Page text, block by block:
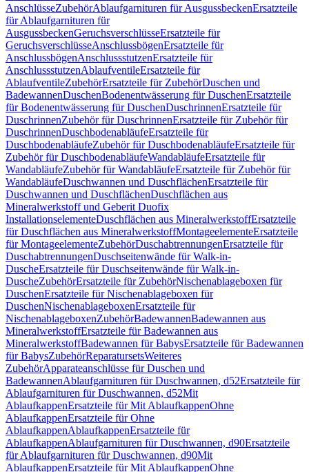
AnschlüsseZubehörAblaufgarnituren für AusgussbeckenErsatzteile
für Ablaufgarnituren für
AusgussbeckenGeruchsverschlüsseErsatzteile für
GeruchsverschlüsseAnschlussbögenErsatzteile für
AnschlussbögenAnschlussstutzenErsatzteile für
AnschlussstutzenAblaufventileErsatzteile für
AblaufventileZubehörErsatzteile für ZubehörDuschen und
BadewannenDuschenBodenentwässerung für DuschenErsatzteile
für Bodenentwässerung für DuschenDuschrinnenErsatzteile für
DuschrinnenZubehör für DuschrinnenErsatzteile für Zubehör für
DuschrinnenDuschbodenabläufeErsatzteile für
DuschbodenabläufeZubehör für DuschbodenabläufeErsatzteile für
Zubehör für DuschbodenabläufeWandabläufeErsatzteile für
WandabläufeZubehör für WandabläufeErsatzteile für Zubehör für
WandabläufeDuschwannen und DuschflächenErsatzteile für
Duschwannen und DuschflächenDuschflächen aus
Mineralwerkstoff und Geberit Duofix
InstallationselementeDuschflächen aus MineralwerkstoffErsatzteile
für Duschflächen aus MineralwerkstoffMontageelementeErsatzteile
für MontageelementeZubehörDuschabtrennungenErsatzteile für
DuschabtrennungenDuschseitenwände für Walk-in-
DuscheErsatzteile für Duschseitenwände für Walk-in-
DuscheZubehörErsatzteile für ZubehörNischenablageboxen für
DuschenErsatzteile für Nischenablageboxen für
DuschenNischenablageboxenErsatzteile für
NischenablageboxenZubehörBadewannenBadewannen aus
MineralwerkstoffErsatzteile für Badewannen aus
MineralwerkstoffBadewannen für BabysErsatzteile für Badewannen
für BabysZubehörReparatursetsWeiteres
ZubehörApparateanschlüsse für Duschen und
BadewannenAblaufgarnituren für Duschwannen, d52Ersatzteile für
Ablaufgarnituren für Duschwannen, d52Mit
AblaufkappenErsatzteile für Mit AblaufkappenOhne
AblaufkappenErsatzteile für Ohne
AblaufkappenAblaufkappenErsatzteile für
AblaufkappenAblaufgarnituren für Duschwannen, d90Ersatzteile
für Ablaufgarnituren für Duschwannen, d90Mit
AblaufkappenErsatzteile für Mit AblaufkappenOhne